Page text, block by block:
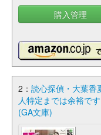
購入管理
2： 読心探偵・大葉香
人特定までは余裕で
(GA文庫)